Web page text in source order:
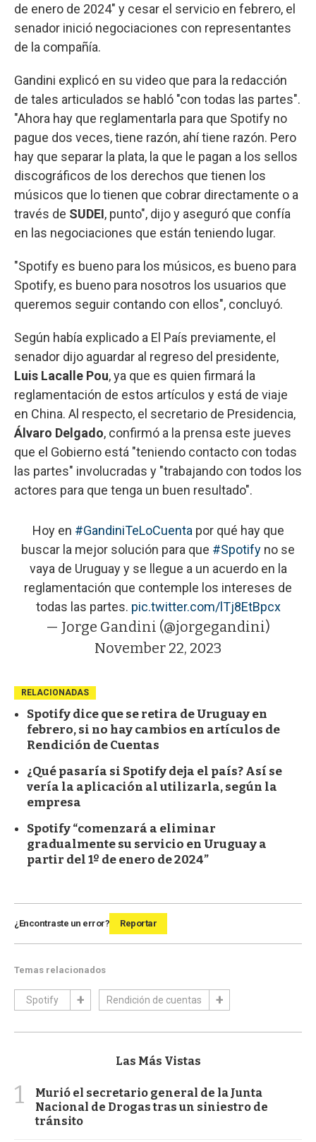
de enero de 2024" y cesar el servicio en febrero, el
senador inició negociaciones con representantes
de la compañía.
Gandini explicó en su video que para la redacción
de tales articulados se habló "con todas las partes".
"Ahora hay que reglamentarla para que Spotify no
pague dos veces, tiene razón, ahí tiene razón. Pero
hay que separar la plata, la que le pagan a los sellos
discográficos de los derechos que tienen los
músicos que lo tienen que cobrar directamente o a
través de SUDEI, punto", dijo y aseguró que confía
en las negociaciones que están teniendo lugar.
"Spotify es bueno para los músicos, es bueno para
Spotify, es bueno para nosotros los usuarios que
queremos seguir contando con ellos", concluyó.
Según había explicado a El País previamente, el
senador dijo aguardar al regreso del presidente,
Luis Lacalle Pou, ya que es quien firmará la
reglamentación de estos artículos y está de viaje
en China. Al respecto, el secretario de Presidencia,
Álvaro Delgado, confirmó a la prensa este jueves
que el Gobierno está "teniendo contacto con todas
las partes" involucradas y "trabajando con todos los
actores para que tenga un buen resultado".
Hoy en #GandiniTeLoCuenta por qué hay que
buscar la mejor solución para que #Spotify no se
vaya de Uruguay y se llegue a un acuerdo en la
reglamentación que contemple los intereses de
todas las partes. pic.twitter.com/lTj8EtBpcx
— Jorge Gandini (@jorgegandini)
November 22, 2023
RELACIONADAS
Spotify dice que se retira de Uruguay en
febrero, si no hay cambios en artículos de
Rendición de Cuentas
¿Qué pasaría si Spotify deja el país? Así se
vería la aplicación al utilizarla, según la
empresa
Spotify “comenzará a eliminar
gradualmente su servicio en Uruguay a
partir del 1º de enero de 2024”
¿Encontraste un error? Reportar
Temas relacionados
Spotify Rendición de cuentas
Las Más Vistas
1
Murió el secretario general de la Junta
Nacional de Drogas tras un siniestro de
tránsito